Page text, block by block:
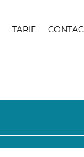
TARIF